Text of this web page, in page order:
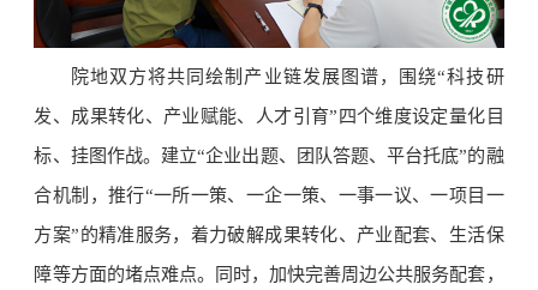
院地双方将共同绘制产业链发展图谱，围绕“科技研
发、成果转化、产业赋能、人才引育”四个维度设定量化目
标、挂图作战。建立“企业出题、团队答题、平台托底”的融
合机制，推行“一所一策、一企一策、一事一议、一项目一
方案”的精准服务，着力破解成果转化、产业配套、生活保
障等方面的堵点难点。同时，加快完善周边公共服务配套，